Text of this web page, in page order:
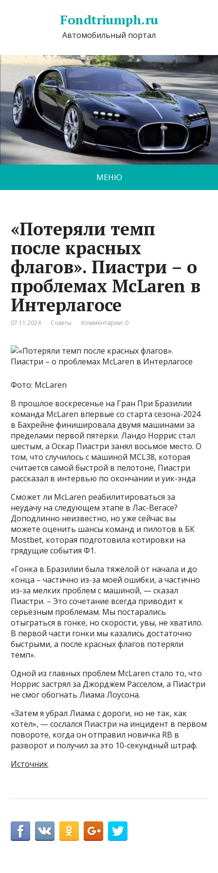
Fondtriumph.ru
Автомобильный портал
МЕНЮ
«Потеряли темп
после красных
флагов». Пиастри – о
проблемах McLaren в
Интерлагосе
07.11.2024 Советы Комментарии: 0
Фото: McLaren
В прошлое воскресенье на Гран При Бразилии
команда McLaren впервые со старта сезона-2024
в Бахрейне финишировала двумя машинами за
пределами первой пятёрки. Ландо Норрис стал
шестым, а Оскар Пиастри занял восьмое место. О
том, что случилось с машиной MCL38, которая
считается самой быстрой в пелотоне, Пиастри
рассказал в интервью по окончании и уик-энда
Сможет ли McLaren реабилитироваться за
неудачу на следующем этапе в Лас-Вегасе?
Доподлинно неизвестно, но уже сейчас вы
можете оценить шансы команд и пилотов в БК
Mostbet, которая подготовила котировки на
грядущие события Ф1.
«Гонка в Бразилии была тяжёлой от начала и до
конца – частично из-за моей ошибки, а частично
из-за мелких проблем с машиной, — сказал
Пиастри. – Это сочетание всегда приводит к
серьёзным проблемам. Мы постарались
отыграться в гонке, но скорости, увы, не хватило.
В первой части гонки мы казались достаточно
быстрыми, а после красных флагов потеряли
темп».
Одной из главных проблем McLaren стало то, что
Норрис застрял за Джорджем Расселом, а Пиастри
не смог обогнать Лиама Лоусона.
«Затем я убрал Лиама с дороги, но не так, как
хотел», — сослался Пиастри на инцидент в первом
повороте, когда он отправил новичка RB в
разворот и получил за это 10-секундный штраф.
Источник